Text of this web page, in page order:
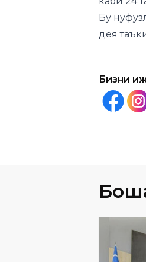
Бу
дея
Бизни